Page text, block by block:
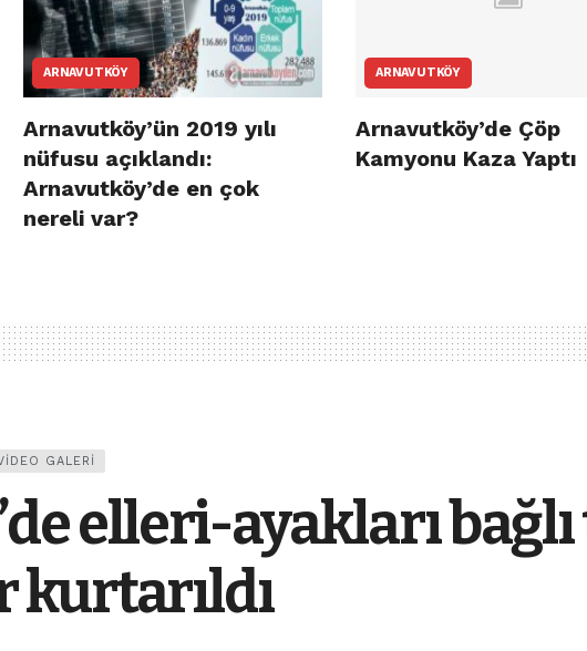
ARNAVUTKÖY
Arnavutköy’ün 2019 yılı
nüfusu açıklandı:
Arnavutköy’de en çok
nereli var?
ARNAVUTKÖY
Arnavutköy’de Çöp
Kamyonu Kaza Yaptı
GALERI
elleri-ayakları
kurtarıldı